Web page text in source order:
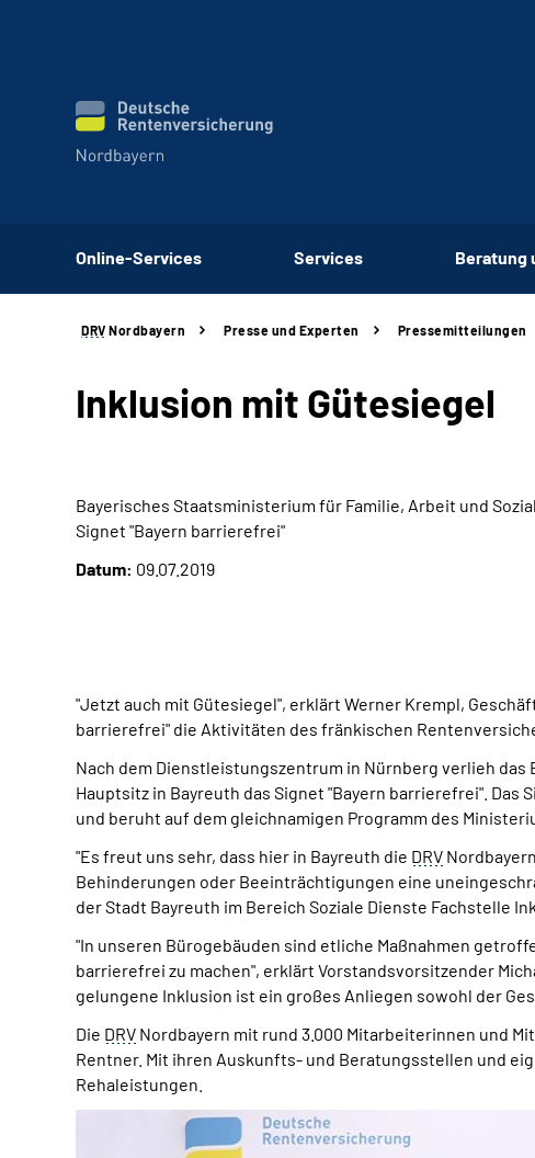
Online-Services Services Beratung
DRV Nordbayern Presse und Experten Pressemitteilungen
Inklusion mit Gütesiegel
Bayerisches Staatsministerium für Familie, Arbeit und
Signet "Bayern barrierefrei"
Datum: 09.07.2019
"Jetzt auch mit Gütesiegel", erklärt Werner Krempl,
barrierefrei" die Aktivitäten des fränkischen
Nach dem Dienstleistungszentrum in Nürnberg verlieh das
Hauptsitz in Bayreuth das Signet "Bayern barrierefrei".
und beruht auf dem gleichnamigen Programm des
"Es freut uns sehr, dass hier in Bayreuth die DRV
Behinderungen oder Beeinträchtigungen eine
der Stadt Bayreuth im Bereich Soziale Dienste Fachstelle
"In unseren Bürogebäuden sind etliche Maßnahmen
barrierefrei zu machen", erklärt Vorstandsvorsitzender
gelungene Inklusion ist ein großes Anliegen sowohl der
Die DRV Nordbayern mit rund 3.000 Mitarbeiterinnen und
Rentner. Mit ihren Auskunfts- und Beratungsstellen und
Rehaleistungen.